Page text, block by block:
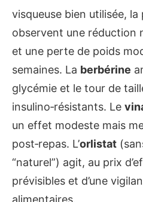
visqueuse bien utilisée,
observent une réduction
et une perte de poids
semaines. La berbérine
glycémie et le tour de
insulino‑résistants. Le
un effet modeste mais
post‑repas. L’orlistat
“naturel”) agit, au prix
prévisibles et d’une